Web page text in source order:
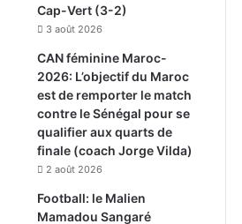
Cap-Vert (3-2)
3 août 2026
CAN féminine Maroc-
2026: L’objectif du Maroc
est de remporter le match
contre le Sénégal pour se
qualifier aux quarts de
finale (coach Jorge Vilda)
2 août 2026
Football: le Malien
Mamadou Sangaré